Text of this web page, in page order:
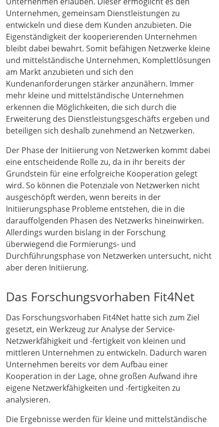
Unternehmen, gemeinsam Dienstleistungen zu
entwickeln und diese dem Kunden anzubieten. Die
Eigenständigkeit der kooperierenden Unternehmen
bleibt dabei bewahrt. Somit befähigen Netzwerke kleine
und mittelständische Unternehmen, Komplettlösungen
am Markt anzubieten und sich den
Kundenanforderungen stärker anzunähern. Immer
mehr kleine und mittelständische Unternehmen
erkennen die Möglichkeiten, die sich durch die
Erweiterung des Dienstleistungsgeschäfts ergeben und
beteiligen sich deshalb zunehmend an Netzwerken.
Der Phase der Initiierung von Netzwerken kommt dabei
eine entscheidende Rolle zu, da in ihr bereits der
Grundstein für eine erfolgreiche Kooperation gelegt
wird. So können die Potenziale von Netzwerken nicht
ausgeschöpft werden, wenn bereits in der
Initiierungsphase Probleme entstehen, die in die
darauffolgenden Phasen des Netzwerks hineinwirken.
Allerdings wurden bislang in der Forschung
überwiegend die Formierungs- und
Durchführungsphase von Netzwerken untersucht, nicht
aber deren Initiierung.
Das Forschungsvorhaben Fit4Net
Das Forschungsvorhaben Fit4Net hatte sich zum Ziel
gesetzt, ein Werkzeug zur Analyse der Service-
Netzwerkfähigkeit und -fertigkeit von kleinen und
mittleren Unternehmen zu entwickeln. Dadurch waren
Unternehmen bereits vor dem Aufbau einer
Kooperation in der Lage, ohne großen Aufwand ihre
eigene Netzwerkfähigkeiten und -fertigkeiten zu
analysieren.
Die Ergebnisse werden für kleine und mittelständische